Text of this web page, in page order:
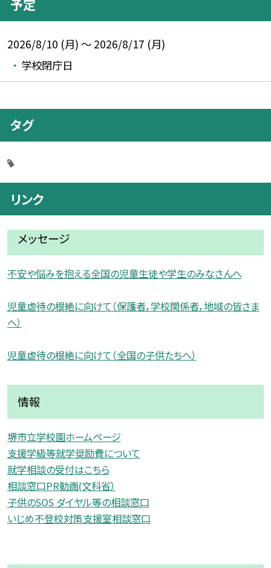
予定
2026/8/10 (月) ～ 2026/8/17 (月)
学校閉庁日
タグ
リンク
メッセージ
不安や悩みを抱える全国の児童生徒や学生のみなさんへ
児童虐待の根絶に向けて（保護者，学校関係者，地域の皆さま
へ）
児童虐待の根絶に向けて（全国の子供たちへ）
情報
堺市立学校園ホームページ
支援学級等就学奨励費について
就学相談の受付はこちら
相談窓口PR動画(文科省）
子供のSOS ダイヤル等の相談窓口
いじめ不登校対策支援室相談窓口